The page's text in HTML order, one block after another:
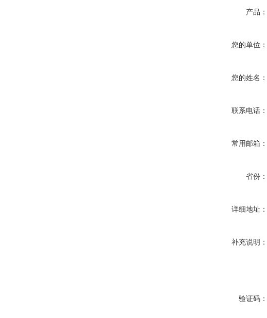
产品：
您的单位：
您的姓名：
联系电话：
常用邮箱：
省份：
详细地址：
补充说明：
验证码：